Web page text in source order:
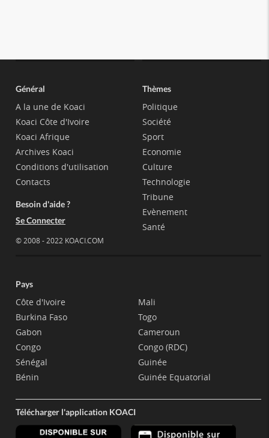
Général
A la une de Koaci
Koaci Côte d'Ivoire
Koaci Afrique
Archives Koaci
Conditions d'utilisation
Contacts
Besoin d'aide ?
Se Connecter
© 2008 - 2022 KOACI.COM
Thèmes
Politique
Société
Sport
Economie
Culture
Technologie
Tribune
Evènement
Santé
Pays
Côte d'Ivoire
Burkina Faso
Gabon
Congo
Sénégal
Bénin
Mali
Togo
Cameroun
Congo (RDC)
Guinée
Guinée Equatorial
Télécharger l'application KOACI